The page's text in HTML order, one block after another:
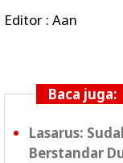
Editor : Aan
Baca juga:
Lasarus:
Berstandar